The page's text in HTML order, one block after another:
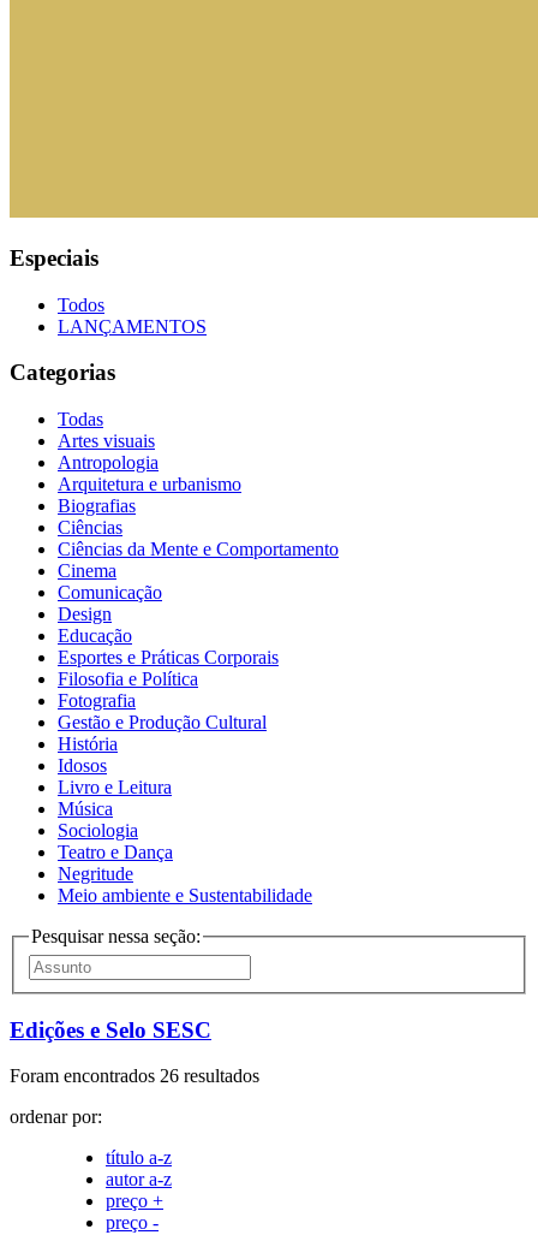
Especiais
Todos
LANÇAMENTOS
Categorias
Todas
Artes visuais
Antropologia
Arquitetura e urbanismo
Biografias
Ciências
Ciências da Mente e Comportamento
Cinema
Comunicação
Design
Educação
Esportes e Práticas Corporais
Filosofia e Política
Fotografia
Gestão e Produção Cultural
História
Idosos
Livro e Leitura
Música
Sociologia
Teatro e Dança
Negritude
Meio ambiente e Sustentabilidade
Pesquisar nessa seção:
Edições e Selo SESC
Foram encontrados 26 resultados
ordenar por:
título a-z
autor a-z
preço +
preço -